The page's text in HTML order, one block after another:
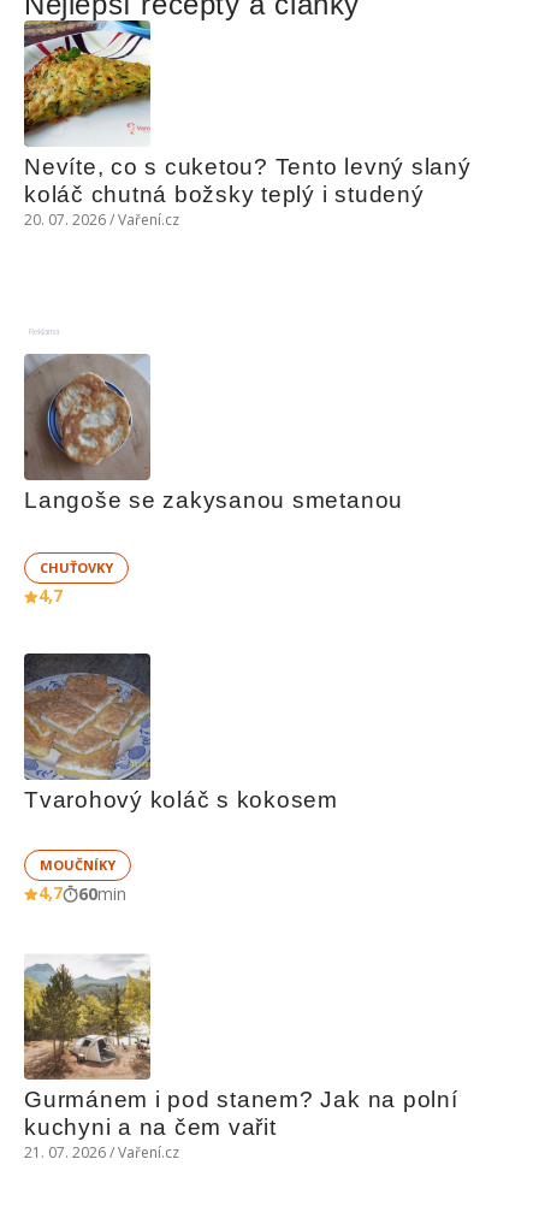
Nevíte, co s cuketou? Tento levný slaný
koláč chutná božsky teplý i studený
20. 07. 2026 / Vaření.cz
Reklama
Langoše se zakysanou smetanou
CHUŤOVKY
4,7
Tvarohový koláč s kokosem
MOUČNÍKY
4,7 60min
Gurmánem i pod stanem? Jak na polní
kuchyni a na čem vařit
21. 07. 2026 / Vaření.cz